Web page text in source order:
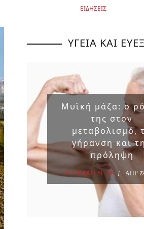
ΕΙΔΗΣΕΙΣ
ΥΓΕΙΑ ΚΑΙ
Μυϊκή μάζα: ο
της στον
μεταβολισμό,
γήρανση και
πρόληψη
ΥΓΕΙΑ ΚΑΙ ΕΥΕΞΙΑ ΑΠΡ